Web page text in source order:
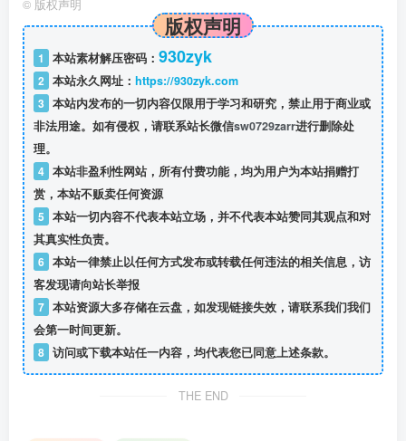
© 版权声明
版权声明
1 本站素材解压密码： 930zyk
2 本站永久网址： https://930zyk.com
3 本站内发布的一切内容仅限用于学习和研究，禁止用于商业或
非法用途。如有侵权，请联系站长微信sw0729zarr进行删除处
理。
4 本站非盈利性网站，所有付费功能，均为用户为本站捐赠打
赏，本站不贩卖任何资源
5 本站一切内容不代表本站立场，并不代表本站赞同其观点和对
其真实性负责。
6 本站一律禁止以任何方式发布或转载任何违法的相关信息，访
客发现请向站长举报
7 本站资源大多存储在云盘，如发现链接失效，请联系我们我们
会第一时间更新。
8 访问或下载本站任一内容，均代表您已同意上述条款。
THE END